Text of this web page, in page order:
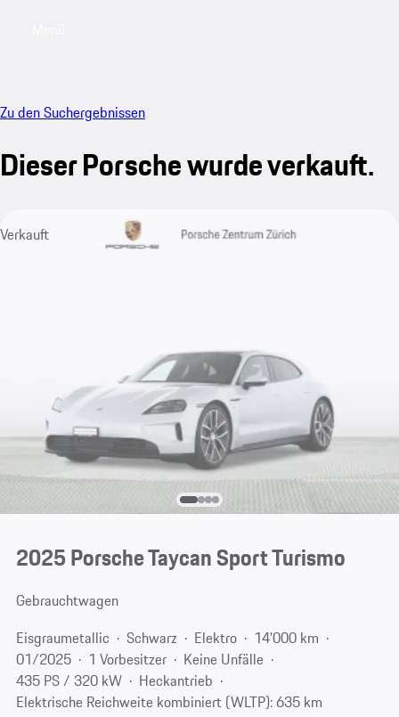
Zu den Suchergebnissen
Dieser Porsche wurde verkauft.
Verkauft
2025 Porsche Taycan Sport Turismo
Gebrauchtwagen
Eisgraumetallic
Schwarz Elektro
14'000 km
01/2025
1 Vorbesitzer
Keine Unfälle
435 PS / 320 kW
Heckantrieb
Elektrische Reichweite kombiniert (WLTP): 635 km